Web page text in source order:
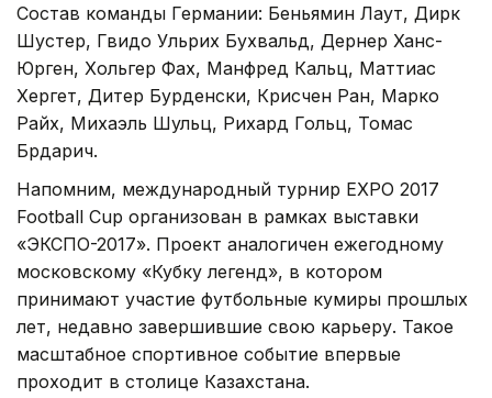
Состав команды Германии: Беньямин Лаут, Дирк
Шустер, Гвидо Ульрих Бухвальд, Дернер Ханс-
Юрген, Хольгер Фах, Манфред Кальц, Маттиас
Хергет, Дитер Бурденски, Крисчен Ран, Марко
Райх, Михаэль Шульц, Рихард Гольц, Томас
Брдарич.
Напомним, международный турнир EXPO 2017
Football Cup организован в рамках выставки
«ЭКСПО-2017». Проект аналогичен ежегодному
московскому «Кубку легенд», в котором
принимают участие футбольные кумиры прошлых
лет, недавно завершившие свою карьеру. Такое
масштабное спортивное событие впервые
проходит в столице Казахстана.